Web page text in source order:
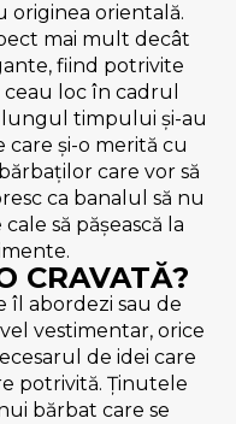
originea orientală.
mai mult decât
fiind potrivite
loc în cadrul
lungul timpului și-au
și-o merită cu
care vor să
ca banalul să nu
să pășească la
CRAVATĂ?
îl abordezi sau de
vestimentar, orice
de idei care
potrivită. Ținutele
bărbat care se